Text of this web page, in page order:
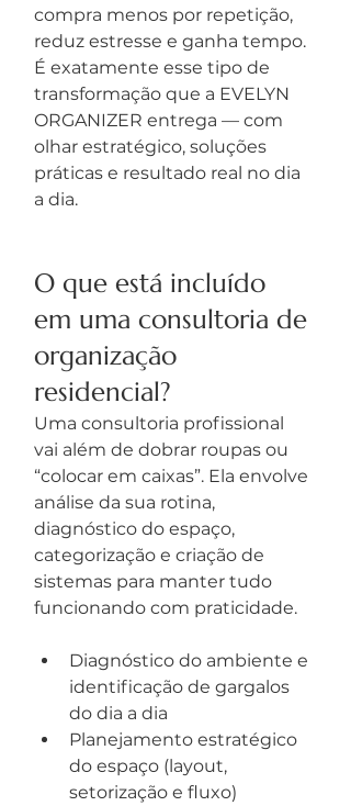
compra menos por repetição,
reduz estresse e ganha tempo.
É exatamente esse tipo de
transformação que a EVELYN
ORGANIZER entrega — com
olhar estratégico, soluções
práticas e resultado real no dia
a dia.
O que está incluído
em uma consultoria de
organização
residencial?
Uma consultoria profissional
vai além de dobrar roupas ou
“colocar em caixas”. Ela envolve
análise da sua rotina,
diagnóstico do espaço,
categorização e criação de
sistemas para manter tudo
funcionando com praticidade.
Diagnóstico do ambiente e
identificação de gargalos
do dia a dia
Planejamento estratégico
do espaço (layout,
setorização e fluxo)